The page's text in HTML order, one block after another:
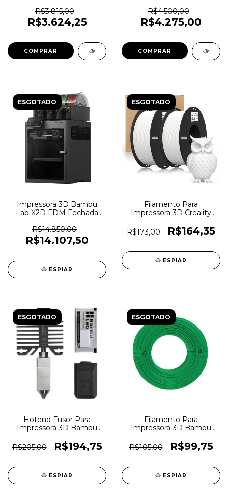
R$3.815,00
R$3.624,25
(180x180x180) - 6840
R$4.500,00
R$4.275,00
ESGOTADO
Impressora 3D Bambu
Lab X2D FDM Fechada
R$14.850,00
R$14.107,50
ESPIAR
ESGOTADO
Filamento Para
Impressora 3D Creality
Branco - 7681
R$173,00 R$164,35
ESPIAR
ESGOTADO
Hotend Fusor Para
Impressora 3D Bambu
Temperado Para P1/X1 -
FAH001-N-1 - 7679
R$205,00 R$194,75
ESPIAR
ESGOTADO
Filamento Para
Impressora 3D Bambu
Verde (Sem Carretel) -
7524
R$105,00 R$99,75
ESPIAR